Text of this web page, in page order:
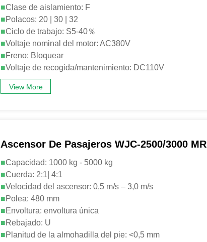
■Clase de aislamiento: F
■Polacos: 20 | 30 | 32
■Ciclo de trabajo: S5-40％
■Voltaje nominal del motor: AC380V
■Freno: Bloquear
■Voltaje de recogida/mantenimiento: DC110V
View More
Ascensor De Pasajeros WJC-2500/3000 MR
■Capacidad: 1000 kg - 5000 kg
■Cuerda: 2:1| 4:1
■Velocidad del ascensor: 0,5 m/s – 3,0 m/s
■Polea: 480 mm
■Envoltura: envoltura única
■Rebajado: U
■Planitud de la almohadilla del pie: <0,5 mm